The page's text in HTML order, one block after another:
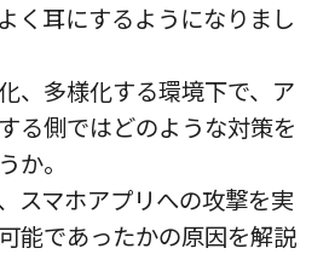
く耳にするようになりまし
、多様化する環境下で、ア
る側ではどのような対策を
か。
スマホアプリへの攻撃を実
能であったかの原因を解説